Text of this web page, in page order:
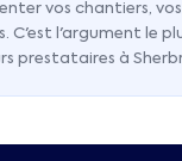
vos chantiers,
C'est l'argument le
prestataires à